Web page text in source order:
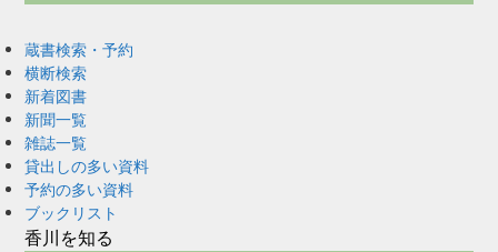
蔵書検索・予約
横断検索
新着図書
新聞一覧
雑誌一覧
貸出しの多い資料
予約の多い資料
ブックリスト
香川を知る